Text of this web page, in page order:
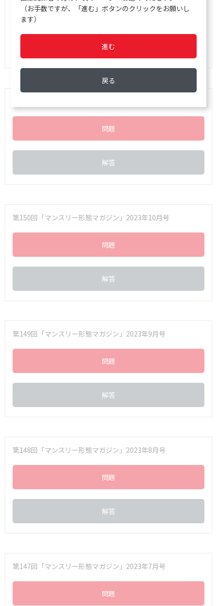
問題
解答
問題
解答
第150回「マンスリー形態マガジン」2023年10月号
問題
解答
第149回「マンスリー形態マガジン」2023年9月号
問題
解答
第148回「マンスリー形態マガジン」2023年8月号
問題
解答
第147回「マンスリー形態マガジン」2023年7月号
問題
（お手数ですが、「進む」ボタンのクリックをお願いし
ます）
進む
戻る